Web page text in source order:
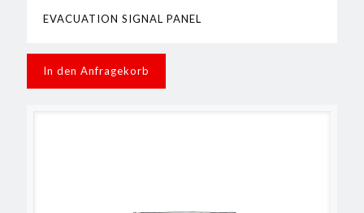
EVACUATION SIGNAL PANEL
In den Anfragekorb